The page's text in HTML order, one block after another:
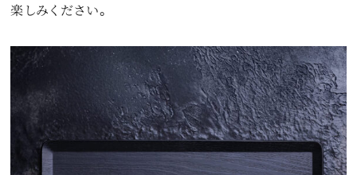
楽しみください。